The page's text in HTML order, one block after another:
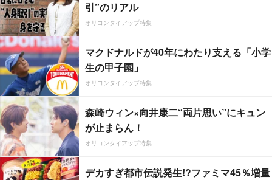
引”のリアル
オリコンタイアップ特集
マクドナルドが40年にわたり支える「小学
生の甲子園」
オリコンタイアップ特集
森崎ウィン×向井康二“両片思い”にキュン
が止まらん！
オリコンタイアップ特集
デカすぎ都市伝説発生!?ファミマ45％増量